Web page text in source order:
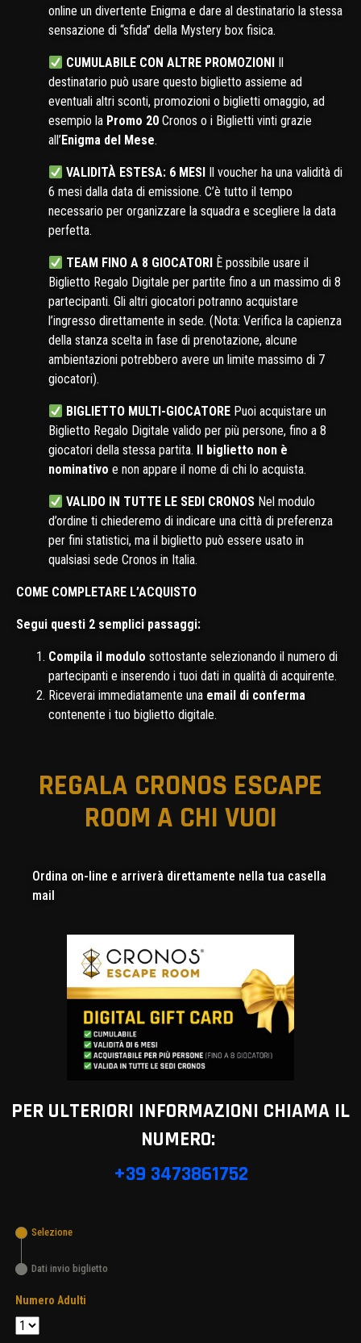
online un divertente Enigma e dare al destinatario la stessa
sensazione di “sfida” della Mystery box fisica.
CUMULABILE CON ALTRE PROMOZIONI Il
destinatario può usare questo biglietto assieme ad
eventuali altri sconti, promozioni o biglietti omaggio, ad
esempio la Promo 20 Cronos o i Biglietti vinti grazie
all’Enigma del Mese.
VALIDITÀ ESTESA: 6 MESI Il voucher ha una validità di
6 mesi dalla data di emissione. C’è tutto il tempo
necessario per organizzare la squadra e scegliere la data
perfetta.
TEAM FINO A 8 GIOCATORI È possibile usare il
Biglietto Regalo Digitale per partite fino a un massimo di 8
partecipanti. Gli altri giocatori potranno acquistare
l’ingresso direttamente in sede. (Nota: Verifica la capienza
della stanza scelta in fase di prenotazione, alcune
ambientazioni potrebbero avere un limite massimo di 7
giocatori).
BIGLIETTO MULTI-GIOCATORE Puoi acquistare un
Biglietto Regalo Digitale valido per più persone, fino a 8
giocatori della stessa partita. Il biglietto non è
nominativo e non appare il nome di chi lo acquista.
VALIDO IN TUTTE LE SEDI CRONOS Nel modulo
d’ordine ti chiederemo di indicare una città di preferenza
per fini statistici, ma il biglietto può essere usato in
qualsiasi sede Cronos in Italia.
COME COMPLETARE L’ACQUISTO
Segui questi 2 semplici passaggi:
Compila il modulo sottostante selezionando il numero di
partecipanti e inserendo i tuoi dati in qualità di acquirente.
Riceverai immediatamente una email di conferma
contenente i tuo biglietto digitale.
REGALA CRONOS ESCAPE
ROOM A CHI VUOI
Ordina on-line e arriverà direttamente nella tua casella
mail
PER ULTERIORI INFORMAZIONI CHIAMA IL
NUMERO:
+39 3473861752
Selezione
Dati invio biglietto
Numero Adulti